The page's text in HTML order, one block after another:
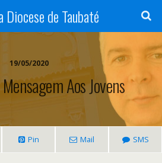
Diocese de Taubaté
19/05/2020
Aos Jovens
Pin Mail SMS